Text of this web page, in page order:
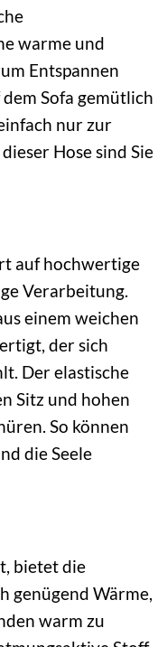
warme und
Entspannen
Sofa gemütlich
nur zur
Hose sind Sie
auf hochwertige
Verarbeitung.
einem weichen
der sich
Der elastische
Sitz und hohen
So können
die Seele
bietet die
genügend Wärme,
warm zu